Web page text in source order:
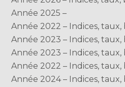
Année 2025 –
Année 2022 – Indices, taux,
Année 2023 – Indices, taux,
Année 2023 – Indices, taux,
Année 2022 – Indices,
Année 2024 – Indices, taux,